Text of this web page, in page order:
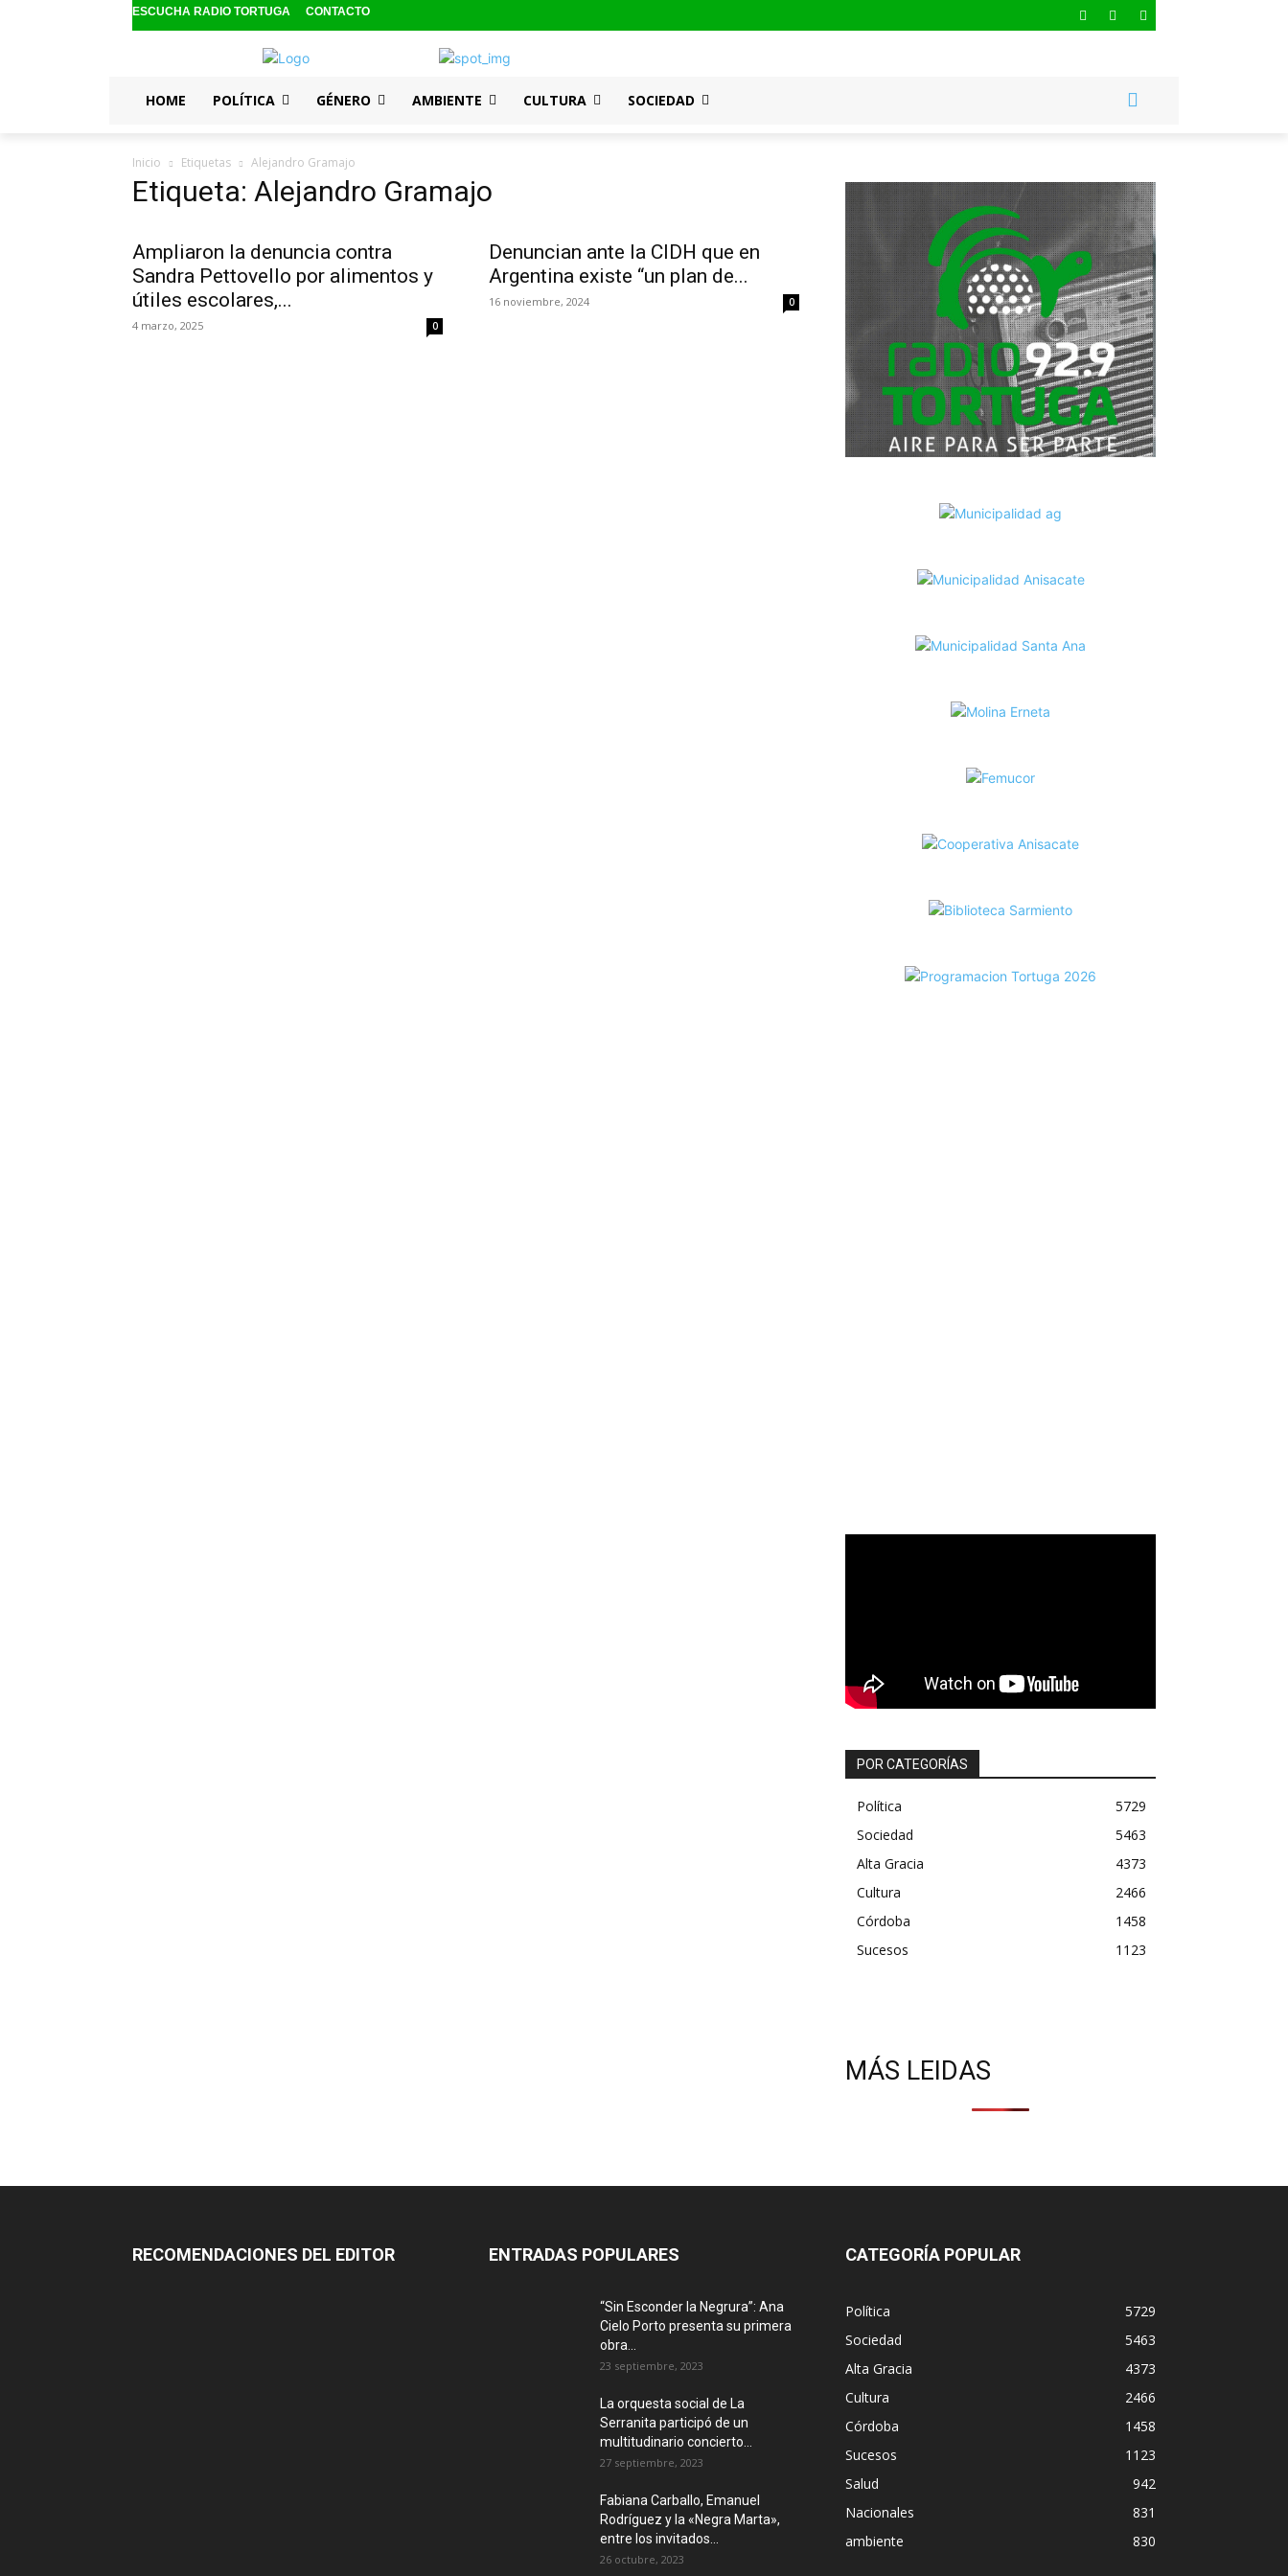
ESCUCHA RADIO TORTUGA CONTACTO
HOME POLÍTICA GÉNERO AMBIENTE CULTURA SOCIEDAD
Inicio Etiquetas Alejandro Gramajo
Etiqueta: Alejandro Gramajo
Ampliaron la denuncia contra
Sandra Pettovello por alimentos y
útiles escolares,...
4 marzo, 2025 0
Denuncian ante la CIDH que en
Argentina existe “un plan de...
16 noviembre, 2024 0
POR CATEGORÍAS
Política
5729
Sociedad
5463
Alta Gracia
4373
Cultura
2466
Córdoba
1458
Sucesos
1123
MÁS LEIDAS
RECOMENDACIONES DEL EDITOR ENTRADAS POPULARES
“Sin Esconder la Negrura”: Ana
Cielo Porto presenta su primera
obra...
23 septiembre, 2023
La orquesta social de La
Serranita participó de un
multitudinario concierto...
27 septiembre, 2023
Fabiana Carballo, Emanuel
Rodríguez y la «Negra Marta»,
entre los invitados...
26 octubre, 2023
CATEGORÍA POPULAR
Política
5729
Sociedad
5463
Alta Gracia
4373
Cultura
2466
Córdoba
1458
Sucesos
1123
Salud
942
Nacionales
831
ambiente
830